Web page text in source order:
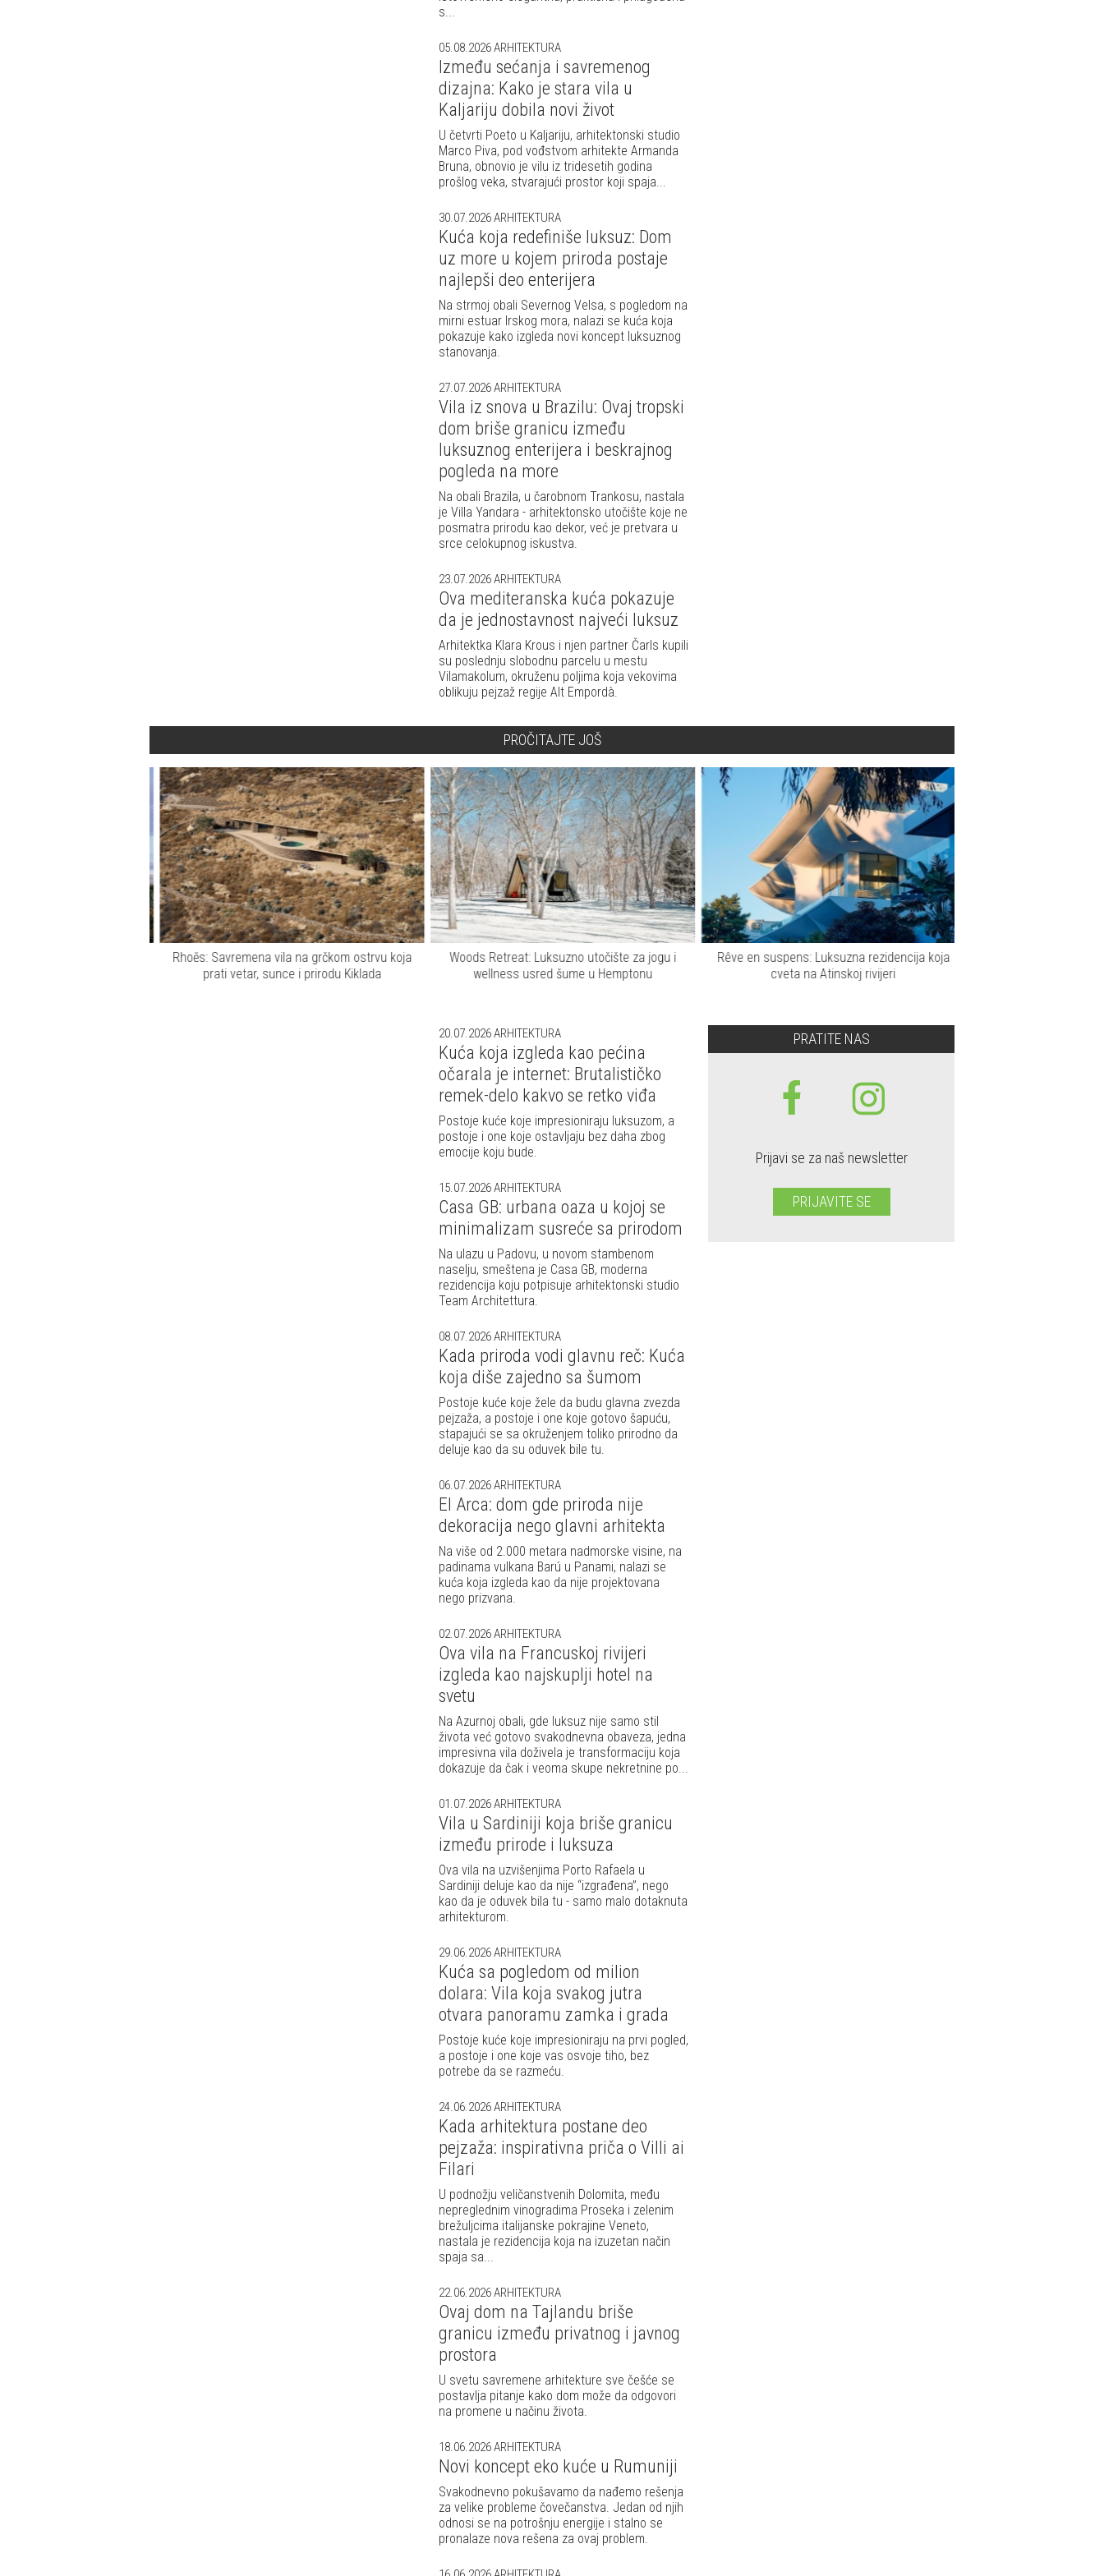
s...
05.08.2026ARHITEKTURA
Između sećanja i savremenog
dizajna: Kako je stara vila u
Kaljariju dobila novi život
U četvrti Poeto u Kaljariju, arhitektonski studio
Marco Piva, pod vođstvom arhitekte Armanda
Bruna, obnovio je vilu iz tridesetih godina
prošlog veka, stvarajući prostor koji spaja...
30.07.2026ARHITEKTURA
Kuća koja redefiniše luksuz: Dom
uz more u kojem priroda postaje
najlepši deo enterijera
Na strmoj obali Severnog Velsa, s pogledom na
mirni estuar Irskog mora, nalazi se kuća koja
pokazuje kako izgleda novi koncept luksuznog
stanovanja.
27.07.2026ARHITEKTURA
Vila iz snova u Brazilu: Ovaj tropski
dom briše granicu između
luksuznog enterijera i beskrajnog
pogleda na more
Na obali Brazila, u čarobnom Trankosu, nastala
je Villa Yandara - arhitektonsko utočište koje ne
posmatra prirodu kao dekor, već je pretvara u
srce celokupnog iskustva.
23.07.2026ARHITEKTURA
Ova mediteranska kuća pokazuje
da je jednostavnost najveći luksuz
Arhitektka Klara Krous i njen partner Čarls kupili
su poslednju slobodnu parcelu u mestu
Vilamakolum, okruženu poljima koja vekovima
oblikuju pejzaž regije Alt Empordà.
PROČITAJTE JOŠ
Rhoēs: Savremena vila na grčkom ostrvu koja
prati vetar, sunce i prirodu Kiklada
Woods Retreat: Luksuzno utočište za jogu i
wellness usred šume u Hemptonu
Rêve en suspens: Luksuzna rezidencija koja
cveta na Atinskoj rivijeri
20.07.2026ARHITEKTURA
Kuća koja izgleda kao pećina
očarala je internet: Brutalističko
remek-delo kakvo se retko viđa
Postoje kuće koje impresioniraju luksuzom, a
postoje i one koje ostavljaju bez daha zbog
emocije koju bude.
15.07.2026ARHITEKTURA
Casa GB: urbana oaza u kojoj se
minimalizam susreće sa prirodom
Na ulazu u Padovu, u novom stambenom
naselju, smeštena je Casa GB, moderna
rezidencija koju potpisuje arhitektonski studio
Team Architettura.
08.07.2026ARHITEKTURA
Kada priroda vodi glavnu reč: Kuća
koja diše zajedno sa šumom
Postoje kuće koje žele da budu glavna zvezda
pejzaža, a postoje i one koje gotovo šapuću,
stapajući se sa okruženjem toliko prirodno da
deluje kao da su oduvek bile tu.
06.07.2026ARHITEKTURA
El Arca: dom gde priroda nije
dekoracija nego glavni arhitekta
Na više od 2.000 metara nadmorske visine, na
padinama vulkana Barú u Panami, nalazi se
kuća koja izgleda kao da nije projektovana
nego prizvana.
02.07.2026ARHITEKTURA
Ova vila na Francuskoj rivijeri
izgleda kao najskuplji hotel na
svetu
Na Azurnoj obali, gde luksuz nije samo stil
života već gotovo svakodnevna obaveza, jedna
impresivna vila doživela je transformaciju koja
dokazuje da čak i veoma skupe nekretnine po...
01.07.2026ARHITEKTURA
Vila u Sardiniji koja briše granicu
između prirode i luksuza
Ova vila na uzvišenjima Porto Rafaela u
Sardiniji deluje kao da nije “izgrađena”, nego
kao da je oduvek bila tu - samo malo dotaknuta
arhitekturom.
29.06.2026ARHITEKTURA
Kuća sa pogledom od milion
dolara: Vila koja svakog jutra
otvara panoramu zamka i grada
Postoje kuće koje impresioniraju na prvi pogled,
a postoje i one koje vas osvoje tiho, bez
potrebe da se razmeću.
24.06.2026ARHITEKTURA
Kada arhitektura postane deo
pejzaža: inspirativna priča o Villi ai
Filari
U podnožju veličanstvenih Dolomita, među
nepreglednim vinogradima Proseka i zelenim
brežuljcima italijanske pokrajine Veneto,
nastala je rezidencija koja na izuzetan način
spaja sa...
22.06.2026ARHITEKTURA
Ovaj dom na Tajlandu briše
granicu između privatnog i javnog
prostora
U svetu savremene arhitekture sve češće se
postavlja pitanje kako dom može da odgovori
na promene u načinu života.
18.06.2026ARHITEKTURA
Novi koncept eko kuće u Rumuniji
Svakodnevno pokušavamo da nađemo rešenja
za velike probleme čovečanstva. Jedan od njih
odnosi se na potrošnju energije i stalno se
pronalaze nova rešena za ovaj problem.
PRATITE NAS
Prijavi se za naš newsletter
PRIJAVITE SE